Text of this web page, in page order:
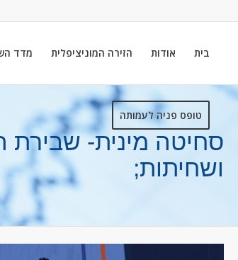
בית אודות הזירה המוניציפלית מדד
טופס פניה לעמותה
סחיטה מינית-
ושחיתות;